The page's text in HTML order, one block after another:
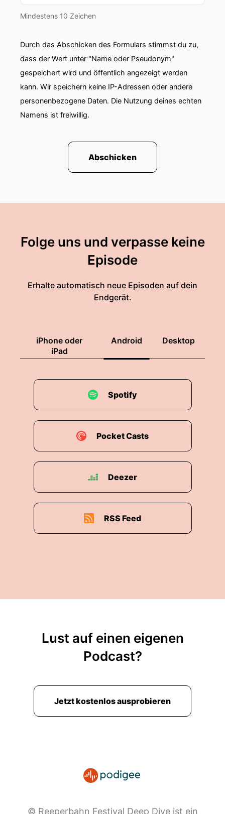
Mindestens 10 Zeichen
Durch das Abschicken des Formulars stimmst du zu,
dass der Wert unter "Name oder Pseudonym"
gespeichert wird und öffentlich angezeigt werden
kann. Wir speichern keine IP-Adressen oder andere
personenbezogene Daten. Die Nutzung deines echten
Namens ist freiwillig.
Abschicken
Folge uns und verpasse keine
Episode
Erhalte automatisch neue Episoden auf dein
Endgerät.
iPhone oder
iPad
Android Desktop
Spotify
Pocket Casts
Deezer
RSS Feed
Lust auf einen eigenen
Podcast?
Jetzt kostenlos ausprobieren
© Reeperbahn Festival Deep Dive ist ein